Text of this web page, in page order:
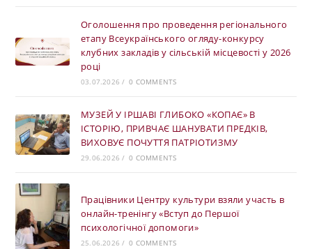
Оголошення про проведення регіонального
етапу Всеукраїнського огляду-конкурсу
клубних закладів у сільській місцевості у 2026
році
03.07.2026 / 0 COMMENTS
МУЗЕЙ У ІРШАВІ ГЛИБОКО «КОПАЄ» В
ІСТОРІЮ, ПРИВЧАЄ ШАНУВАТИ ПРЕДКІВ,
ВИХОВУЄ ПОЧУТТЯ ПАТРІОТИЗМУ
29.06.2026 / 0 COMMENTS
Працівники Центру культури взяли участь в
онлайн-тренінгу «Вступ до Першої
психологічної допомоги»
25.06.2026 / 0 COMMENTS